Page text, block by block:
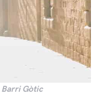
Barri Gòtic